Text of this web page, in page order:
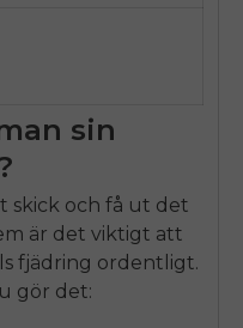
sin
skick och få ut det
är det viktigt att
fjädring ordentligt.
gör det: